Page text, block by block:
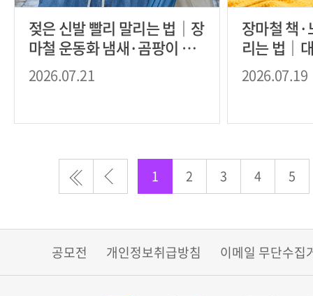
젖은 신발 빨리 말리는 법｜장
마철 운동화 냄새·곰팡이 예
방
2026.07.21
장마철 책·
리는 법｜
관 팁
2026.07.19
1 2 3 4 5
공모전 개인정보취급방침 이메일 무단수집